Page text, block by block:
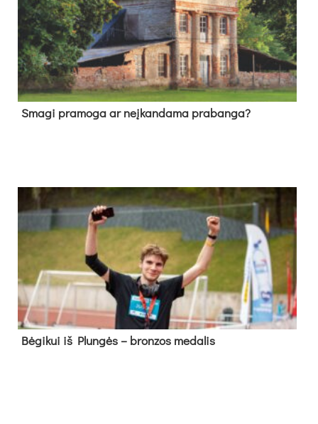
Sma­gi pra­mo­ga ar neį­kan­da­ma pra­ban­ga?
Bė­gi­kui iš Plun­gės – bron­zos me­da­lis